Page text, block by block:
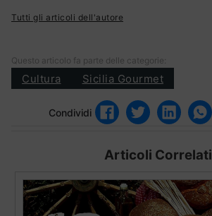
Tutti gli articoli dell'autore
Questo articolo fa parte delle categorie:
Cultura Sicilia Gourmet
Condividi
Articoli Correlati